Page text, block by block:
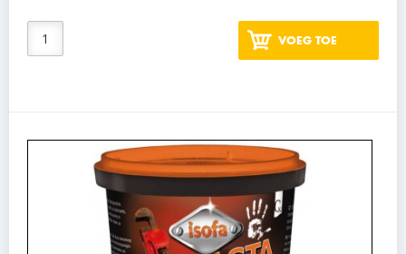
VOEG TOE